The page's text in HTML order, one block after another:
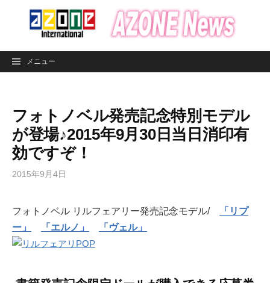
ン
メニュー
フォトノベル発売記念特別モデル
が登場♪2015年9月30日当日消印有
効ですぞ！
2015年9月4日
フォトノベル リルフェアリー発売記念モデル/
「リプ
ー」
「エルノ」 「ヴェル」